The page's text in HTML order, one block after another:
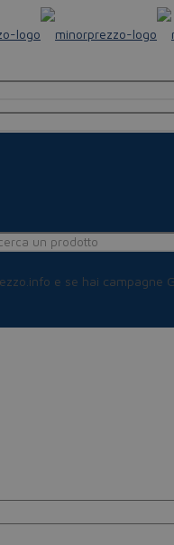
e se hai campagne